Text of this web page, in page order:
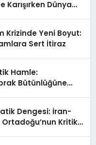
Karışırken Dünya
Krizinde Yeni Boyut:
Sert İtiraz
Hamle:
Bütünlüğüne
Dengesi: İran-
Kritik